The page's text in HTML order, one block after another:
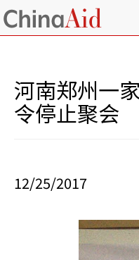
河南郑州一
令停止聚会
12/25/2017